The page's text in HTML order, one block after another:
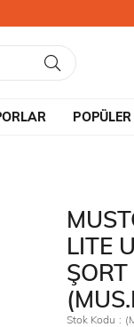
LITE
Stok Kodu